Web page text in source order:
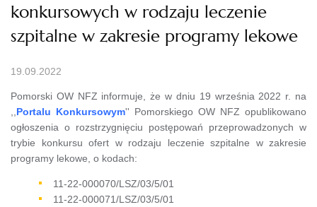
konkursowych w rodzaju leczenie
szpitalne w zakresie programy lekowe
19.09.2022
Pomorski OW NFZ informuje, że w dniu 19 września 2022 r. na
Portalu Konkursowym'' Pomorskiego OW NFZ opublikowano
ogłoszenia o rozstrzygnięciu postępowań przeprowadzonych w
trybie konkursu ofert w rodzaju leczenie szpitalne w zakresie
programy lekowe, o kodach:
11-22-000070/LSZ/03/5/01
11-22-000071/LSZ/03/5/01